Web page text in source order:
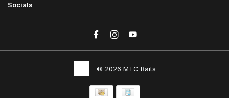
Socials
© 2026 MTC Baits